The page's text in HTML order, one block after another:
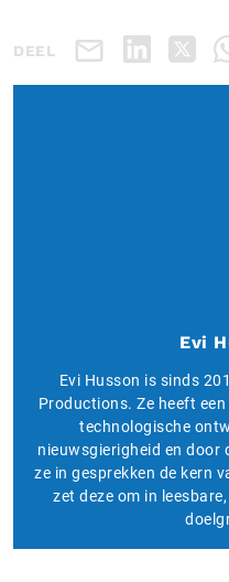
DEEL
Evi
Evi Husson is sinds
Productions. Ze heeft
technologische
nieuwsgierigheid en door
ze in gesprekken de kern
zet deze om in